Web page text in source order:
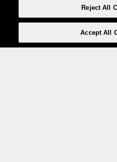
Reject All
Accept All